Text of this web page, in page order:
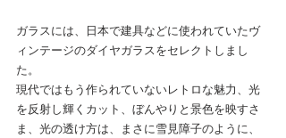
ガラスには、日本で建具などに使われていたヴ
ィンテージのダイヤガラスをセレクトしまし
た。
現代ではもう作られていないレトロな魅力、光
を反射し輝くカット、ぼんやりと景色を映すさ
ま、光の透け方は、まさに雪見障子のように、